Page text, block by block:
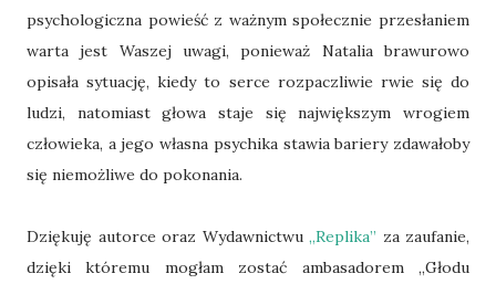
psychologiczna powieść z ważnym społecznie przesłaniem
warta jest Waszej uwagi, ponieważ Natalia brawurowo
opisała sytuację, kiedy to serce rozpaczliwie rwie się do
ludzi, natomiast głowa staje się największym wrogiem
człowieka, a jego własna psychika stawia bariery zdawałoby
się niemożliwe do pokonania.
Dziękuję autorce oraz Wydawnictwu „Replika” za zaufanie,
dzięki któremu mogłam zostać ambasadorem „Głodu